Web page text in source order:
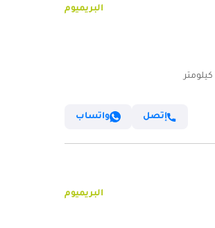
البريميوم
إتصل واتساب
البريميوم